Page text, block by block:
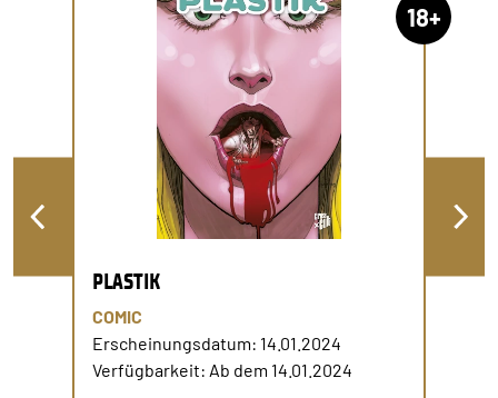
18+
PLASTIK
COMIC
Erscheinungsdatum: 14.01.2024
Verfügbarkeit: Ab dem 14.01.2024